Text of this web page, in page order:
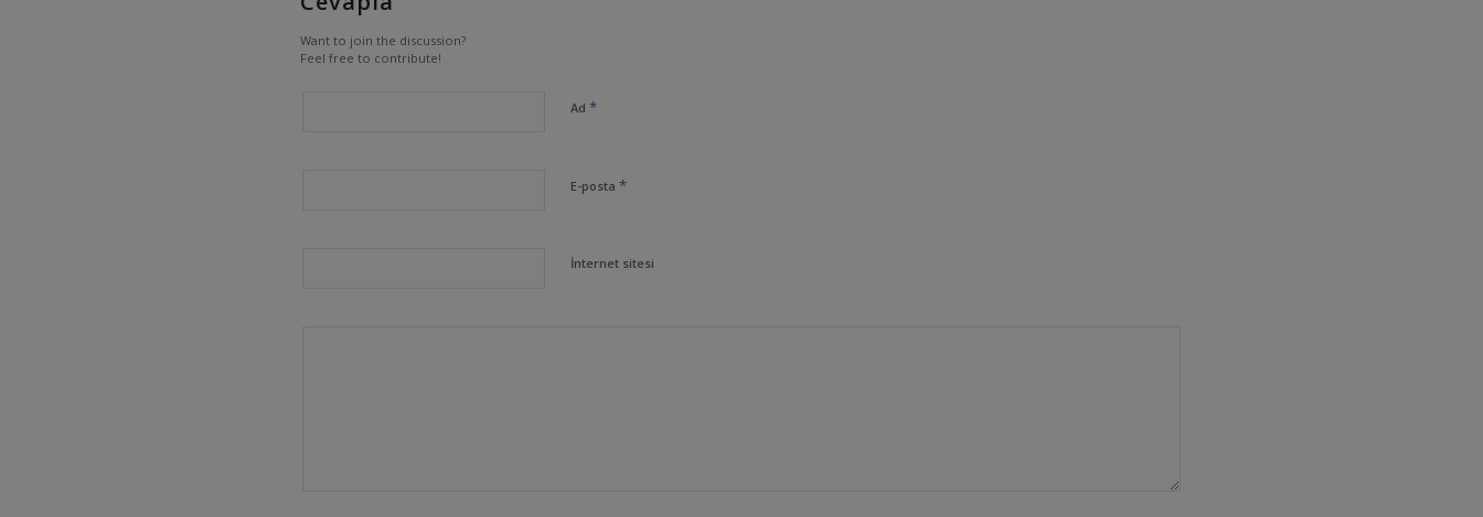
Want to join the discussion?
Feel free to contribute!
Ad *
E-posta *
İnternet sitesi